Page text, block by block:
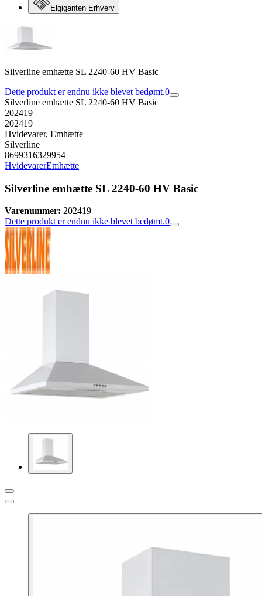
Elgiganten Erhverv
Silverline emhætte SL 2240-60 HV Basic
Dette produkt er endnu ikke blevet bedømt.0
Silverline emhætte SL 2240-60 HV Basic
202419
202419
Hvidevarer, Emhætte
Silverline
8699316329954
HvidevarerEmhætte
Silverline emhætte SL 2240-60 HV Basic
Varenummer: 202419
Dette produkt er endnu ikke blevet bedømt.0